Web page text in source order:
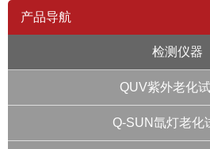
产品导航
检测仪器
QUV紫外老化
Q-SUN氙灯老化